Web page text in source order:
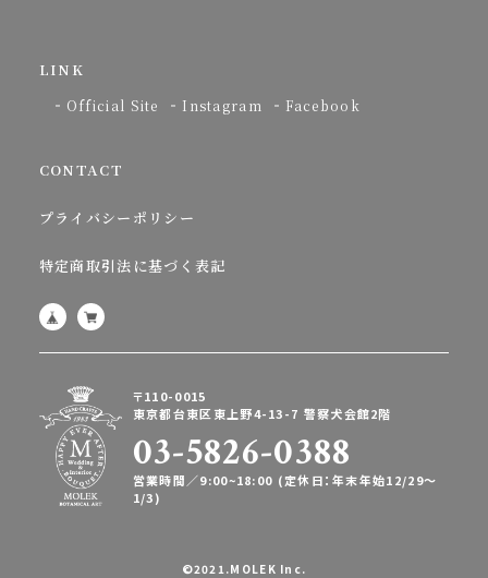
LINK
Official Site Instagram Facebook
CONTACT
プライバシーポリシー
特定商取引法に基づく表記
〒110-0015
東京都台東区東上野4-13-7 警察犬会館2階
03-5826-0388
営業時間／9:00~18:00 (定休日：年末年始12/29〜
1/3)
©2021.MOLEK Inc.